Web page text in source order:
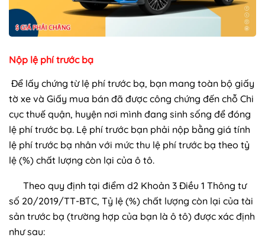
Nộp lệ phí trước bạ
Để lấy chứng từ lệ phí trước bạ, bạn mang toàn bộ giấy
tờ xe và Giấy mua bán đã được công chứng đến chỗ Chi
cục thuế quận, huyện nơi mình đang sinh sống để đóng
lệ phí trước bạ. Lệ phí trước bạn phải nộp bằng giá tính
lệ phí trước bạ nhân với mức thu lệ phí trước bạ theo tỷ
lệ (%) chất lượng còn lại của ô tô.
Theo quy định tại điểm d2 Khoản 3 Điều 1 Thông tư
số 20/2019/TT-BTC, Tỷ lệ (%) chất lượng còn lại của tài
sản trước bạ (trường hợp của bạn là ô tô) được xác định
như sau: